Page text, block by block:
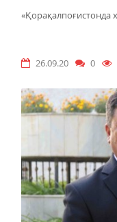
«Қорақалпоғистонда
26.09.20 0